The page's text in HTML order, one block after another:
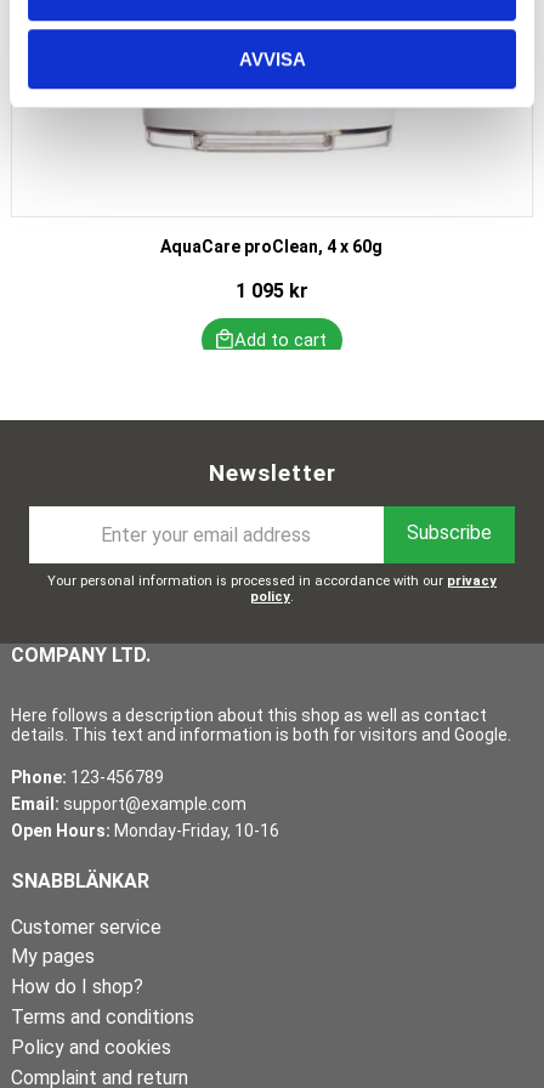
AVVISA
AquaCare proClean, 4 x 60g
1 095kr
Newsletter
Subscribe
Your personal information is processed in accordance with our privacy
policy.
COMPANY LTD.
Here follows a description about this shop as well as contact
details. This text and information is both for visitors and Google.
Phone: 123-456789
Email: support@example.com
Open Hours: Monday-Friday, 10-16
SNABBLÄNKAR
Customer service
My pages
How do I shop?
Terms and conditions
Policy and cookies
Complaint and return